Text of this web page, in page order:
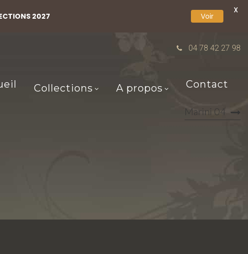
04 78 42 27 98
Collections A propos Contact
Marini 04
2027 Voir
X